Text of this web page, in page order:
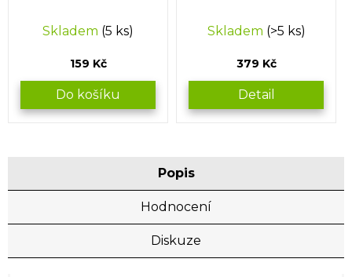
Skladem (5 ks)
159 Kč
Do košíku
Skladem (>5 ks)
379 Kč
Detail
Popis
Hodnocení
Diskuze